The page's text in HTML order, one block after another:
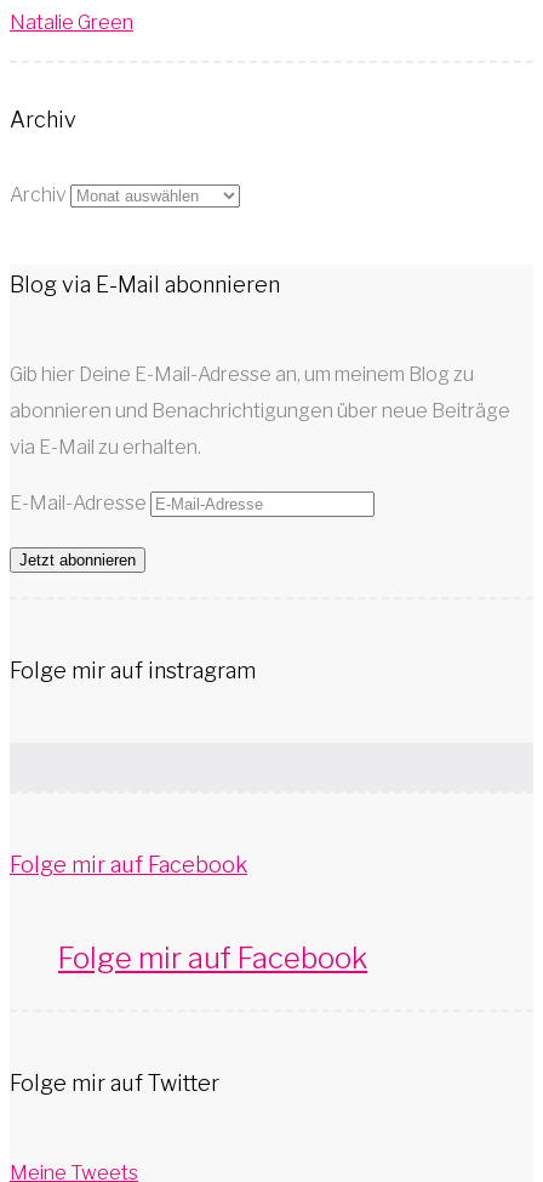
Natalie Green
Archiv
Archiv
Blog via E-Mail abonnieren
Gib hier Deine E-Mail-Adresse an, um meinem Blog zu
abonnieren und Benachrichtigungen über neue Beiträge
via E-Mail zu erhalten.
E-Mail-Adresse
Jetzt abonnieren
Folge mir auf instragram
Folge mir auf Facebook
Folge mir auf Facebook
Folge mir auf Twitter
Meine Tweets